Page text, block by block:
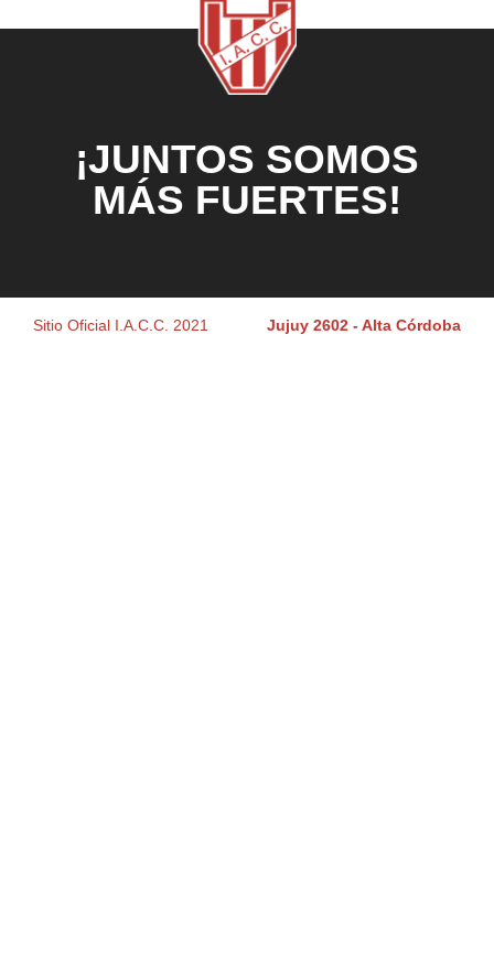
¡JUNTOS SOMOS
MÁS FUERTES!
Sitio Oficial I.A.C.C. 2021 Jujuy 2602 - Alta Córdoba